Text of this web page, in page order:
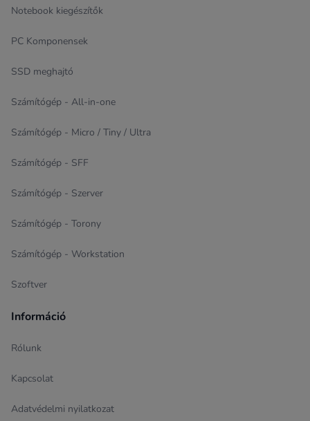
Notebook kiegészítők
PC Komponensek
SSD meghajtó
Számítógép - All-in-one
Számítógép - Micro / Tiny / Ultra
Számítógép - SFF
Számítógép - Szerver
Számítógép - Torony
Számítógép - Workstation
Szoftver
Információ
Rólunk
Kapcsolat
Adatvédelmi nyilatkozat